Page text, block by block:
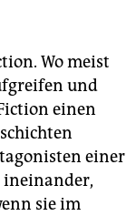
Wo meist
und
einen
einer
ineinander,
sie im